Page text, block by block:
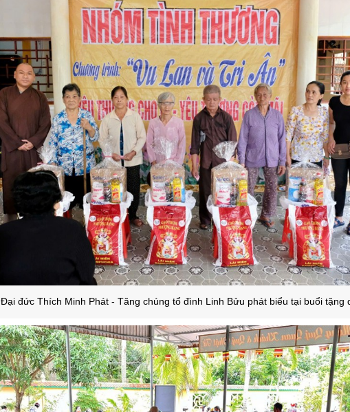
Đại đức Thích Minh Phát - Tăng chúng tổ đình Linh Bửu phát biểu tại buổi tặng